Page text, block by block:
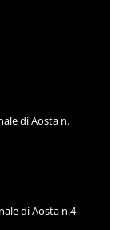
di Aosta n.
di Aosta n.4